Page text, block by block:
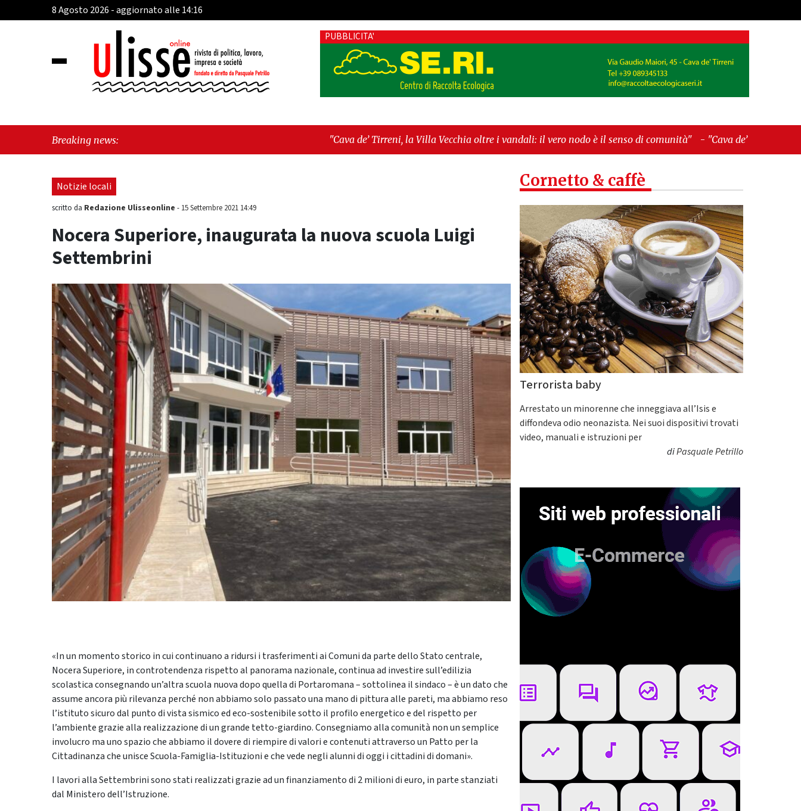
8 Agosto 2026 - aggiornato alle 14:16
PUBBLICITA'
Breaking news: "Cava de’ Tirreni, la Villa Vecchia oltre i vandali: il vero nodo è il senso di comunità" -"Cava de’ Tirreni, La Fratellanza
sull'ultima seduta consiliare: “Serve chiarezza!”"
Notizie locali
scritto da Redazione Ulisseonline - 15 Settembre 2021 14:49
Nocera Superiore, inaugurata la nuova scuola Luigi
Settembrini
«In un momento storico in cui continuano a ridursi i trasferimenti ai Comuni da parte dello Stato centrale,
Nocera Superiore, in controtendenza rispetto al panorama nazionale, continua ad investire sull’edilizia
scolastica consegnando un’altra scuola nuova dopo quella di Portaromana – sottolinea il sindaco – è un dato che
assume ancora più rilevanza perché non abbiamo solo passato una mano di pittura alle pareti, ma abbiamo reso
l’istituto sicuro dal punto di vista sismico ed eco-sostenibile sotto il profilo energetico e del rispetto per
l’ambiente grazie alla realizzazione di un grande tetto-giardino. Consegniamo alla comunità non un semplice
involucro ma uno spazio che abbiamo il dovere di riempire di valori e contenuti attraverso un Patto per la
Cittadinanza che unisce Scuola-Famiglia-Istituzioni e che vede negli alunni di oggi i cittadini di domani».
I lavori alla Settembrini sono stati realizzati grazie ad un finanziamento di 2 milioni di euro, in parte stanziati
dal Ministero dell’Istruzione.
Cornetto & caffè
Terrorista baby
Arrestato un minorenne che inneggiava all’Isis e
diffondeva odio neonazista. Nei suoi dispositivi trovati
video, manuali e istruzioni per
diPasquale Petrillo